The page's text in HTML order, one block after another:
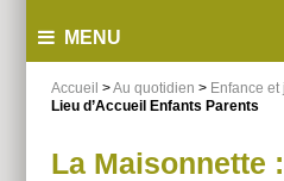
MENU
Accueil >Au quotidien > Enfance et
Lieu d’Accueil Enfants Parents
La Maisonnette